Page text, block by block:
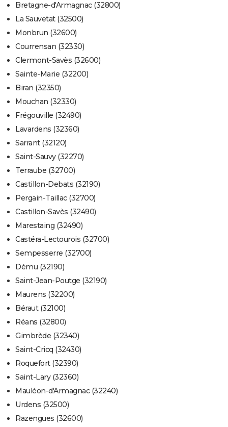
Bretagne-d'Armagnac (32800)
La Sauvetat (32500)
Monbrun (32600)
Courrensan (32330)
Clermont-Savès (32600)
Sainte-Marie (32200)
Biran (32350)
Mouchan (32330)
Frégouville (32490)
Lavardens (32360)
Sarrant (32120)
Saint-Sauvy (32270)
Terraube (32700)
Castillon-Debats (32190)
Pergain-Taillac (32700)
Castillon-Savès (32490)
Marestaing (32490)
Castéra-Lectourois (32700)
Sempesserre (32700)
Dému (32190)
Saint-Jean-Poutge (32190)
Maurens (32200)
Béraut (32100)
Réans (32800)
Gimbrède (32340)
Saint-Cricq (32430)
Roquefort (32390)
Saint-Lary (32360)
Mauléon-d'Armagnac (32240)
Urdens (32500)
Razengues (32600)